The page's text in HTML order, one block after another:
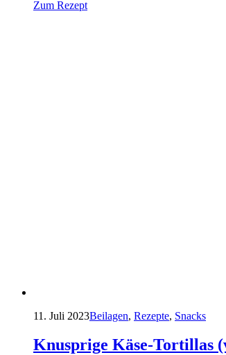
Zum Rezept
11. Juli 2023Beilagen, Rezepte, Snacks
Knusprige Käse-Tortillas